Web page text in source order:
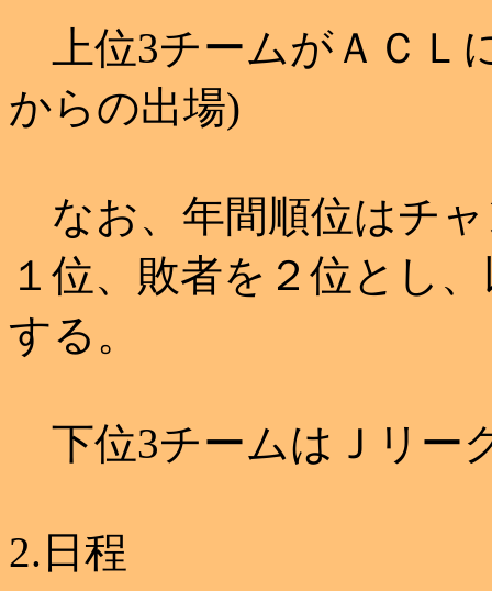
上位3チームがＡＣＬ
からの出場)
なお、年間順位はチ
１位、敗者を２位とし
する。
下位3チームはＪリー
2.日程